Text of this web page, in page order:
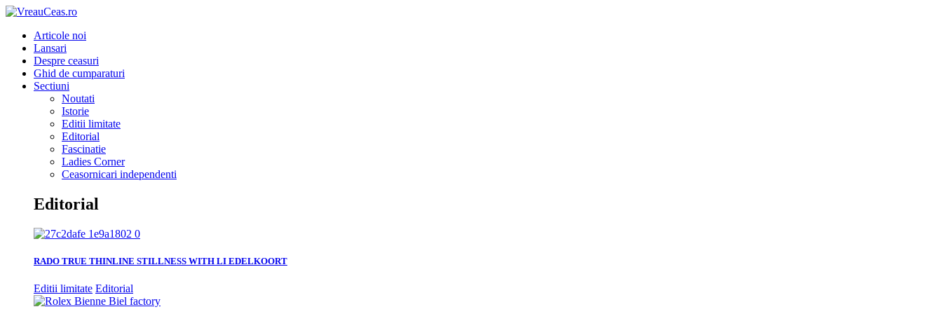
Articole noi
Lansari
Despre ceasuri
Ghid de cumparaturi
Sectiuni
Noutati
Istorie
Editii limitate
Editorial
Fascinatie
Ladies Corner
Ceasornicari independenti
Editorial
RADO TRUE THINLINE STILLNESS WITH LI EDELKOORT
Editii limitate Editorial